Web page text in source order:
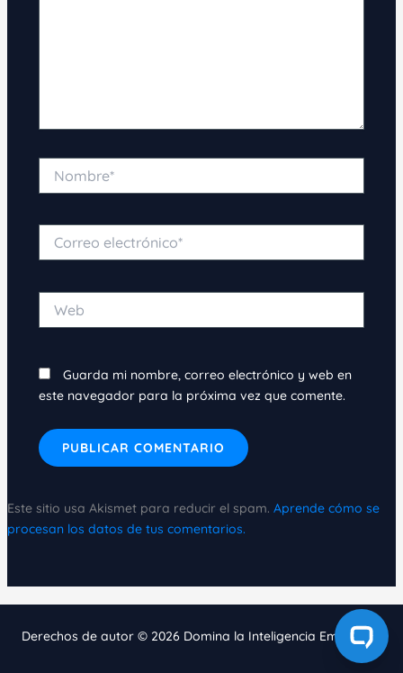
electrónico*
Guarda mi nombre, correo electrónico y web en
este navegador para la próxima vez que comente.
Este sitio usa Akismet para reducir el spam. Aprende cómo se
procesan los datos de tus comentarios.
Derechos de autor © 2026 Domina la Inteligencia Emocional